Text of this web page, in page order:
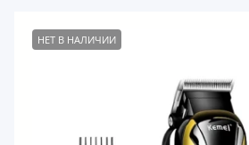
НЕТ В НАЛИЧИИ